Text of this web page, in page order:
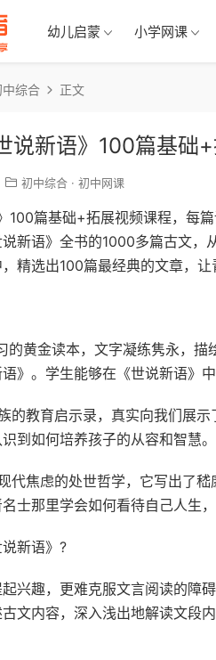
幼儿启蒙 小学网课
中综合 正文
说新语》100篇基础
初中综合 · 初中网课
100篇基础+拓展视频课程，每
新语》全书的1000多篇古文
精选出100篇最经典的文章，让
的黄金读本，文字凝练隽永，
》。学生能够在《世说新语》
的教育启示录，真实向我们展
到如何培养孩子的从容和智慧。
代焦虑的处世哲学，它写出了
士那里学会如何看待自己人生
新语》?
兴趣，更难克服文言阅读的障
文内容，深入浅出地解读文段